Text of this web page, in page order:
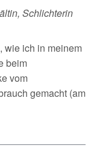
Schlichterin
wie ich in meinem
beim
vom
gemacht (am